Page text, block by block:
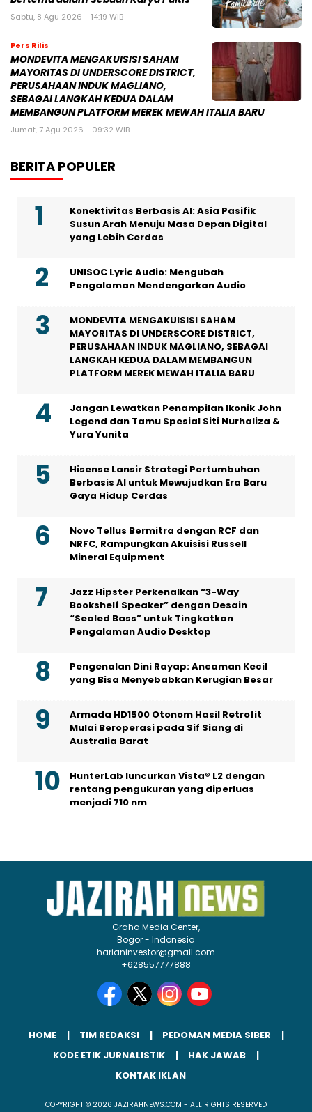
Sabtu, 8 Agu 2026 - 14:19 WIB
Pers Rilis
MONDEVITA MENGAKUISISI SAHAM
MAYORITAS DI UNDERSCORE DISTRICT,
PERUSAHAAN INDUK MAGLIANO,
SEBAGAI LANGKAH KEDUA DALAM
MEMBANGUN PLATFORM MEREK MEWAH ITALIA BARU
Jumat, 7 Agu 2026 - 09:32 WIB
BERITA POPULER
Konektivitas Berbasis AI: Asia Pasifik
Susun Arah Menuju Masa Depan Digital
yang Lebih Cerdas
UNISOC Lyric Audio: Mengubah
Pengalaman Mendengarkan Audio
MONDEVITA MENGAKUISISI SAHAM
MAYORITAS DI UNDERSCORE DISTRICT,
PERUSAHAAN INDUK MAGLIANO, SEBAGAI
LANGKAH KEDUA DALAM MEMBANGUN
PLATFORM MEREK MEWAH ITALIA BARU
Jangan Lewatkan Penampilan Ikonik John
Legend dan Tamu Spesial Siti Nurhaliza &
Yura Yunita
Hisense Lansir Strategi Pertumbuhan
Berbasis AI untuk Mewujudkan Era Baru
Gaya Hidup Cerdas
Novo Tellus Bermitra dengan RCF dan
NRFC, Rampungkan Akuisisi Russell
Mineral Equipment
Jazz Hipster Perkenalkan “3-Way
Bookshelf Speaker” dengan Desain
“Sealed Bass” untuk Tingkatkan
Pengalaman Audio Desktop
Pengenalan Dini Rayap: Ancaman Kecil
yang Bisa Menyebabkan Kerugian Besar
Armada HD1500 Otonom Hasil Retrofit
Mulai Beroperasi pada Sif Siang di
Australia Barat
HunterLab luncurkan Vista® L2 dengan
rentang pengukuran yang diperluas
menjadi 710 nm
Graha Media Center,
Bogor - Indonesia
harianinvestor@gmail.com
+628557777888
HOME TIM REDAKSI
PEDOMAN MEDIA SIBER
KODE ETIK JURNALISTIK
HAK JAWAB
KONTAK IKLAN
COPYRIGHT © 2026 JAZIRAHNEWS.COM - ALL RIGHTS RESERVED